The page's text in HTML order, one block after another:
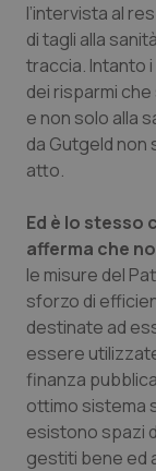
Puglia
Sardegna
Sicilia
Umbria
Valle
Veneto
Malattie
Malattia
l’intervista al
di tagli alla
traccia. Intanto
dei risparmi
e non solo alla
da Gutgeld non
atto.
Ed è lo stesso
afferma che
le misure del
sforzo di
destinate ad
essere
finanza
ottimo sistema
esistono spazi
gestiti bene ed